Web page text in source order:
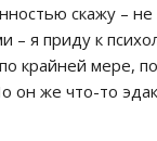
скажу –
– я приду к
крайней мере,
он же что-то